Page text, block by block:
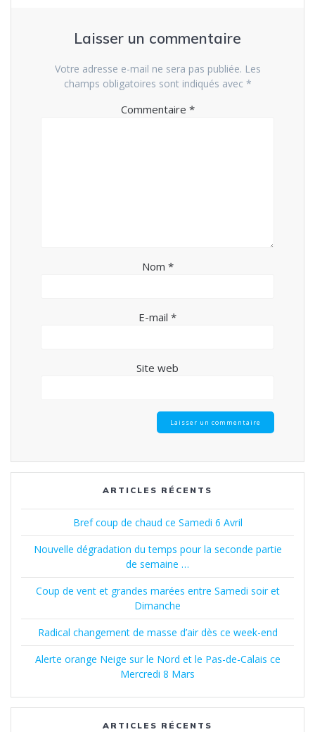
Laisser un commentaire
Votre adresse e-mail ne sera pas publiée. Les
champs obligatoires sont indiqués avec *
Commentaire *
Nom *
E-mail *
Site web
ARTICLES RÉCENTS
Bref coup de chaud ce Samedi 6 Avril
Nouvelle dégradation du temps pour la seconde partie
de semaine …
Coup de vent et grandes marées entre Samedi soir et
Dimanche
Radical changement de masse d’air dès ce week-end
Alerte orange Neige sur le Nord et le Pas-de-Calais ce
Mercredi 8 Mars
ARTICLES RÉCENTS